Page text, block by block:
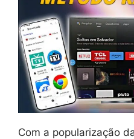
Com a popularização